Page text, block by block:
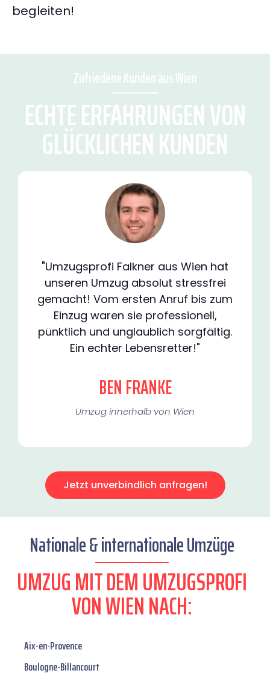
begleiten!
Zufriedene Kunden aus Wien
ECHTE ERFAHRUNGEN VON
GLÜCKLICHEN KUNDEN
"Umzugsprofi Falkner aus Wien hat
unseren Umzug absolut stressfrei
gemacht! Vom ersten Anruf bis zum
Einzug waren sie professionell,
pünktlich und unglaublich sorgfältig.
Ein echter Lebensretter!"
BEN FRANKE
Umzug innerhalb von Wien​
Jetzt unverbindlich anfragen!
Nationale & internationale Umzüge
UMZUG MIT DEM UMZUGSPROFI
VON WIEN NACH:
Aix-en-Provence
Boulogne-Billancourt